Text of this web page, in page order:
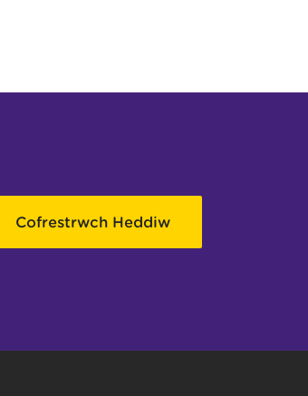
Cofrestrwch Heddiw